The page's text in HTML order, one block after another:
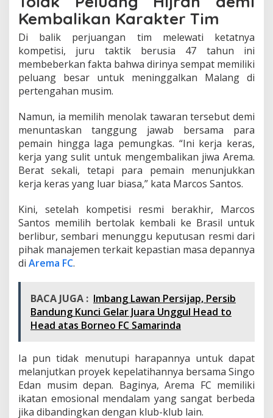
Kembalikan Karakter Tim
Di balik perjuangan tim melewati ketatnya
kompetisi, juru taktik berusia 47 tahun ini
membeberkan fakta bahwa dirinya sempat memiliki
peluang besar untuk meninggalkan Malang di
pertengahan musim.
Namun, ia memilih menolak tawaran tersebut demi
menuntaskan tanggung jawab bersama para
pemain hingga laga pemungkas. “Ini kerja keras,
kerja yang sulit untuk mengembalikan jiwa Arema.
Berat sekali, tetapi para pemain menunjukkan
kerja keras yang luar biasa,” kata Marcos Santos.
Kini, setelah kompetisi resmi berakhir, Marcos
Santos memilih bertolak kembali ke Brasil untuk
berlibur, sembari menunggu keputusan resmi dari
pihak manajemen terkait kepastian masa depannya
di Arema FC.
BACA JUGA : Imbang Lawan Persijap, Persib
Bandung Kunci Gelar Juara Unggul Head to
Head atas Borneo FC Samarinda
Ia pun tidak menutupi harapannya untuk dapat
melanjutkan proyek kepelatihannya bersama Singo
Edan musim depan. Baginya, Arema FC memiliki
ikatan emosional mendalam yang sangat berbeda
jika dibandingkan dengan klub-klub lain.